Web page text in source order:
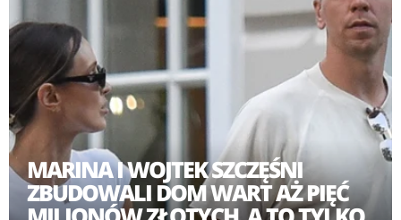
MARINA I WOJTEK SZCZĘŚNI
ZBUDOWALI DOM WART AŻ PIĘĆ